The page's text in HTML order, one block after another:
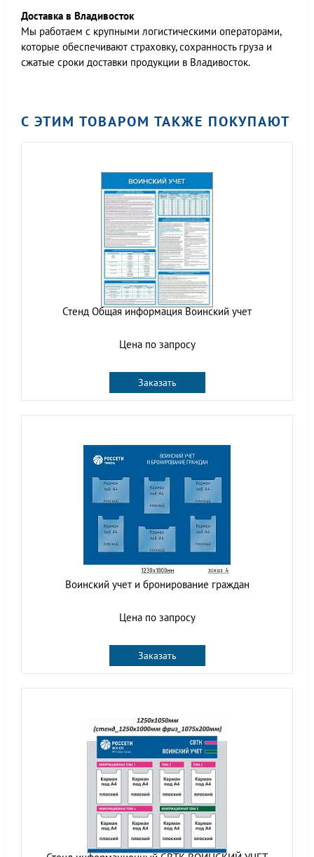
Доставка в Владивосток
Мы работаем c крупными логистическими операторами,
которые обеспечивают страховку, сохранность груза и
сжатые сроки доставки продукции в Владивосток.
С ЭТИМ ТОВАРОМ ТАКЖЕ ПОКУПАЮТ
Стенд Общая информация Воинский учет
Цена по запросу
Заказать
Воинский учет и бронирование граждан
Цена по запросу
Заказать